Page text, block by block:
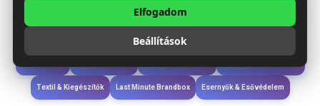
Étkezés & Ivás
Wellness & Ápolás
Textil & Kiegészítők Last Minute Brandbox Esernyők & Esővédelem
Elfogadom
Beállítások